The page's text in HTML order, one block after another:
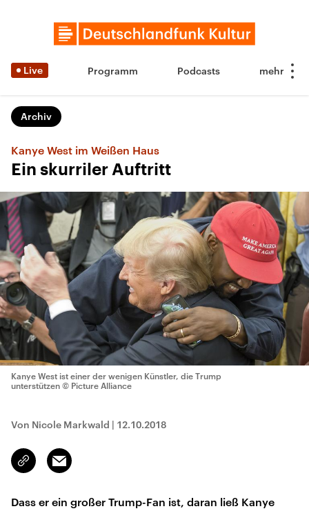
Live Programm Podcasts
Archiv
Kanye West im Weißen Haus
Ein skurriler Auftritt
Kanye West ist einer der wenigen Künstler, die Trump
unterstützen © Picture Alliance
Von Nicole Markwald | 12.10.2018
Link
kopieren/teilen
Email
Dass er ein großer Trump-Fan ist, daran ließ Kanye